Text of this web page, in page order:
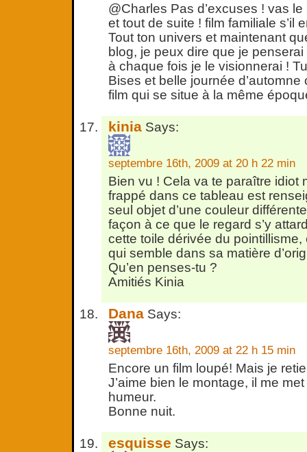
@Charles Pas d’excuses ! vas le
et tout de suite ! film familiale s’il
Tout ton univers et maintenant
blog, je peux dire que je penserai
à chaque fois je le visionnerai !
Bises et belle journée
film qui se situe à la même
kinia Says:
septembre 16th, 2009 at 20 h 22 min
Bien vu ! Cela va te paraître idiot
frappé dans ce tableau est
seul objet d’une couleur
façon à ce que le regard s’y
cette toile dérivée du pointillisme,
qui semble dans sa matière
Qu’en penses-tu ?
Amitiés Kinia
Dana Says:
septembre 16th, 2009 at 22 h 15 min
Encore un film loupé! Mais je
J’aime bien le montage, il me
humeur.
Bonne nuit.
esquisse Says: